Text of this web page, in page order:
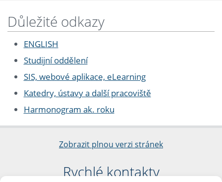
Důležité odkazy
ENGLISH
Studijní oddělení
SIS, webové aplikace, eLearning
Katedry, ústavy a další pracoviště
Harmonogram ak. roku
Zobrazit plnou verzi stránek
Rychlé kontakty